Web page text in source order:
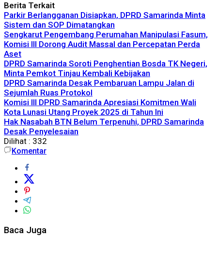
Berita Terkait
Parkir Berlangganan Disiapkan, DPRD Samarinda Minta
Sistem dan SOP Dimatangkan
Sengkarut Pengembang Perumahan Manipulasi Fasum,
Komisi III Dorong Audit Massal dan Percepatan Perda
Aset
DPRD Samarinda Soroti Penghentian Bosda TK Negeri,
Minta Pemkot Tinjau Kembali Kebijakan
DPRD Samarinda Desak Pembaruan Lampu Jalan di
Sejumlah Ruas Protokol
Komisi III DPRD Samarinda Apresiasi Komitmen Wali
Kota Lunasi Utang Proyek 2025 di Tahun Ini
Hak Nasabah BTN Belum Terpenuhi, DPRD Samarinda
Desak Penyelesaian
Dilihat : 332
Komentar
Baca Juga